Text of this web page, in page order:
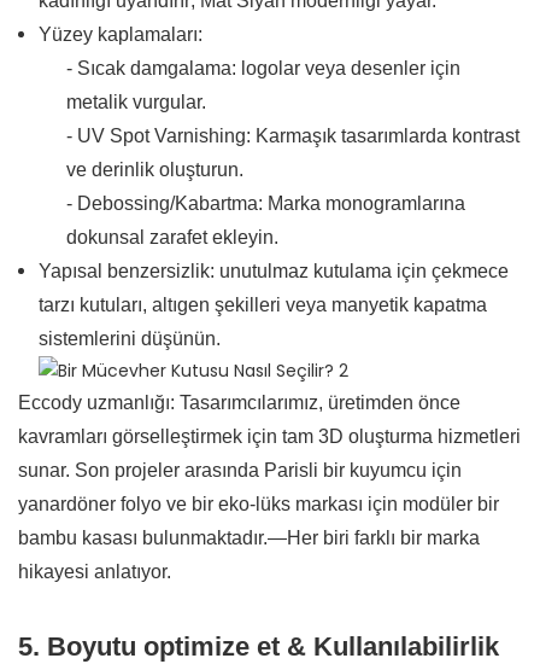
Yüzey kaplamaları:
- Sıcak damgalama: logolar veya desenler için
metalik vurgular.
- UV Spot Varnishing: Karmaşık tasarımlarda kontrast
ve derinlik oluşturun.
- Debossing/Kabartma: Marka monogramlarına
dokunsal zarafet ekleyin.
Yapısal benzersizlik: unutulmaz kutulama için çekmece
tarzı kutuları, altıgen şekilleri veya manyetik kapatma
sistemlerini düşünün.
Eccody uzmanlığı: Tasarımcılarımız, üretimden önce
kavramları görselleştirmek için tam 3D oluşturma hizmetleri
sunar. Son projeler arasında Parisli bir kuyumcu için
yanardöner folyo ve bir eko-lüks markası için modüler bir
bambu kasası bulunmaktadır.—Her biri farklı bir marka
hikayesi anlatıyor.
5. Boyutu optimize et & Kullanılabilirlik